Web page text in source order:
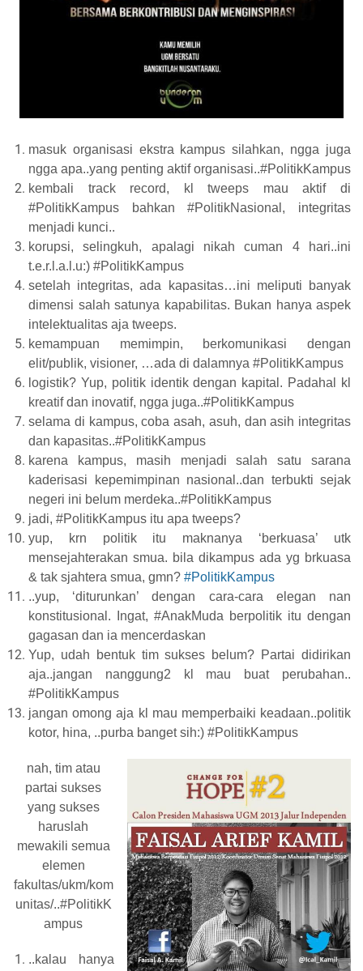
masuk organisasi ekstra kampus silahkan, ngga juga
ngga apa..yang penting aktif organisasi..#PolitikKampus
kembali track record, kl tweeps mau aktif di
#PolitikKampus bahkan #PolitikNasional, integritas
menjadi kunci..
korupsi, selingkuh, apalagi nikah cuman 4 hari..ini
t.e.r.l.a.l.u:) #PolitikKampus
setelah integritas, ada kapasitas…ini meliputi banyak
dimensi salah satunya kapabilitas. Bukan hanya aspek
intelektualitas aja tweeps.
kemampuan memimpin, berkomunikasi dengan
elit/publik, visioner, …ada di dalamnya #PolitikKampus
logistik? Yup, politik identik dengan kapital. Padahal kl
kreatif dan inovatif, ngga juga..#PolitikKampus
selama di kampus, coba asah, asuh, dan asih integritas
dan kapasitas..#PolitikKampus
karena kampus, masih menjadi salah satu sarana
kaderisasi kepemimpinan nasional..dan terbukti sejak
negeri ini belum merdeka..#PolitikKampus
jadi, #PolitikKampus itu apa tweeps?
yup, krn politik itu maknanya ‘berkuasa’ utk
mensejahterakan smua. bila dikampus ada yg brkuasa
& tak sjahtera smua, gmn? #PolitikKampus
..yup, ‘diturunkan’ dengan cara-cara elegan nan
konstitusional. Ingat, #AnakMuda berpolitik itu dengan
gagasan dan ia mencerdaskan
Yup, udah bentuk tim sukses belum? Partai didirikan
aja..jangan nanggung2 kl mau buat perubahan..
#PolitikKampus
jangan omong aja kl mau memperbaiki keadaan..politik
kotor, hina, ..purba banget sih:) #PolitikKampus
nah, tim atau
partai sukses
yang sukses
haruslah
mewakili semua
elemen
fakultas/ukm/kom
unitas/..#PolitikK
ampus
..kalau hanya